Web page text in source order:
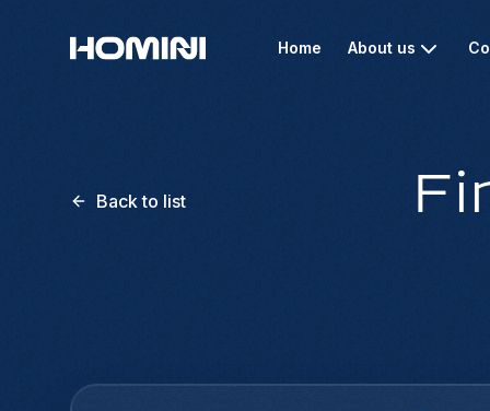
Home About us
Back to list